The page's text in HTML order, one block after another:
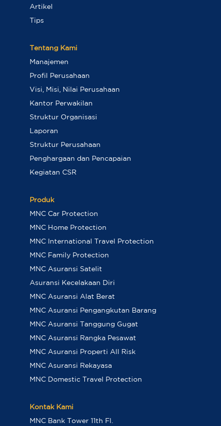
Artikel
Tips
Tentang Kami
Manajemen
Profil Perusahaan
Visi, Misi, Nilai Perusahaan
Kantor Perwakilan
Struktur Organisasi
Laporan
Struktur Perusahaan
Penghargaan dan Pencapaian
Kegiatan CSR
Produk
MNC Car Protection
MNC Home Protection
MNC International Travel Protection
MNC Family Protection
MNC Asuransi Satelit
Asuransi Kecelakaan Diri
MNC Asuransi Alat Berat
MNC Asuransi Pengangkutan Barang
MNC Asuransi Tanggung Gugat
MNC Asuransi Rangka Pesawat
MNC Asuransi Properti All Risk
MNC Asuransi Rekayasa
MNC Domestic Travel Protection
Kontak Kami
MNC Bank Tower 11th Fl.